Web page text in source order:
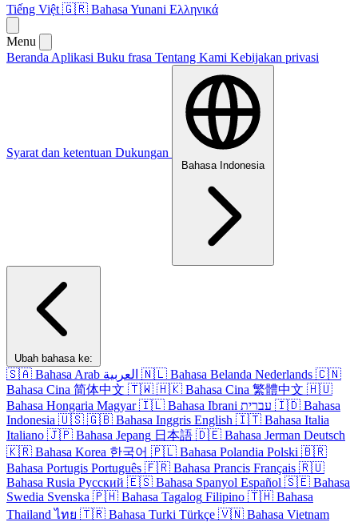
Tiếng Việt 🇬🇷 Bahasa Yunani Ελληνικά
Menu
Beranda Aplikasi Buku frasa Tentang Kami Kebijakan privasi
Syarat dan ketentuan Dukungan
Bahasa Indonesia
Ubah bahasa ke:
🇸🇦 Bahasa Arab العربية 🇳🇱 Bahasa Belanda Nederlands 🇨🇳
Bahasa Cina 简体中文 🇹🇼 🇭🇰 Bahasa Cina 繁體中文 🇭🇺
Bahasa Hongaria Magyar 🇮🇱 Bahasa Ibrani עברית 🇮🇩 Bahasa
Indonesia 🇺🇸 🇬🇧 Bahasa Inggris English 🇮🇹 Bahasa Italia
Italiano 🇯🇵 Bahasa Jepang 日本語 🇩🇪 Bahasa Jerman Deutsch
🇰🇷 Bahasa Korea 한국어 🇵🇱 Bahasa Polandia Polski 🇧🇷
Bahasa Portugis Português 🇫🇷 Bahasa Prancis Français 🇷🇺
Bahasa Rusia Русский 🇪🇸 Bahasa Spanyol Español 🇸🇪 Bahasa
Swedia Svenska 🇵🇭 Bahasa Tagalog Filipino 🇹🇭 Bahasa
Thailand ไทย 🇹🇷 Bahasa Turki Türkçe 🇻🇳 Bahasa Vietnam